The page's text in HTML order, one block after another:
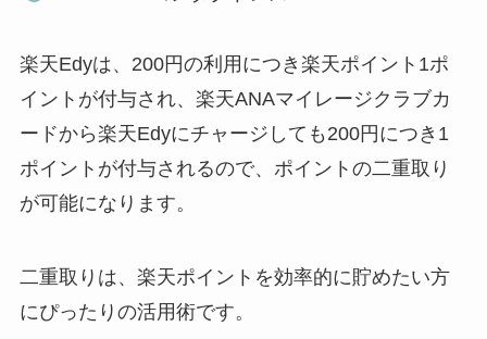
楽天Edyは、200円の利用につき楽天ポイント1ポ
イントが付与され、楽天ANAマイレージクラブカ
ードから楽天Edyにチャージしても200円につき1
ポイントが付与されるので、 ポイントの二重取り
が可能になります。
二重取りは、楽天ポイントを効率的に貯めたい方
にぴったりの活用術です。